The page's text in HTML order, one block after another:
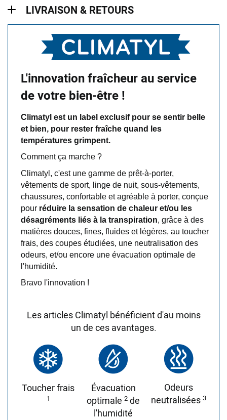
LIVRAISON & RETOURS
L'innovation fraîcheur au service
de votre bien-être !
Climatyl est un label exclusif pour se sentir belle
et bien, pour rester fraîche quand les
températures grimpent.
Comment ça marche ?
C limatyl, c'est une gamme de prêt-à-porter,
vêtements de sport, linge de nuit, sous-vêtements,
chaussures, confortable et agréable à porter, conçue
pour réduire la sensation de chaleur et/ou les
désagréments liés à la transpiration, grâce à des
matières douces, fines, fluides et légères, au toucher
frais, des coupes étudiées, une neutralisation des
odeurs, et/ou encore une évacuation optimale de
l'humidité.
Bravo l'innovation !
Les articles Climatyl bénéficient d'au moins
un de ces avantages.
Toucher frais
1
Évacuation
optimale2 de
l'humidité
Odeurs
neutralisées3